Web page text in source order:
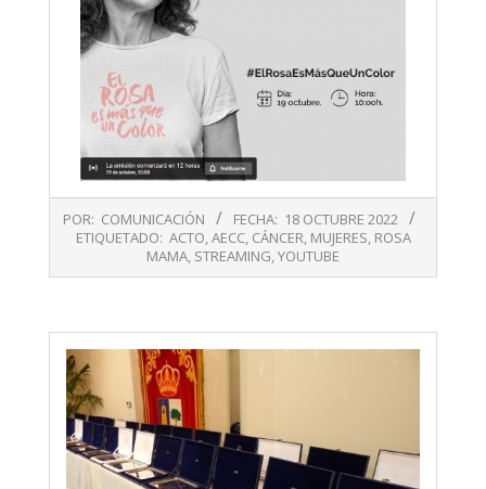
10-
POR: COMUNICACIÓN FECHA: 18 OCTUBRE 2022
ETIQUETADO: ACTO,AECC, CÁNCER, MUJERES, ROSA
MAMA, STREAMING,YOUTUBE